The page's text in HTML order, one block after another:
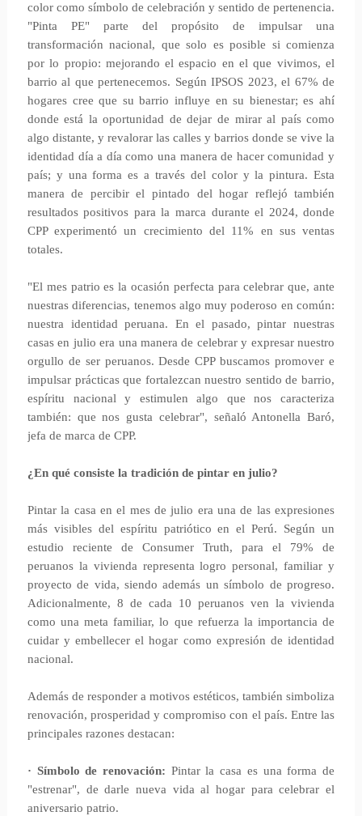
color como símbolo de celebración y sentido de pertenencia.
"Pinta PE" parte del propósito de impulsar una
transformación nacional, que solo es posible si comienza
por lo propio: mejorando el espacio en el que vivimos, el
barrio al que pertenecemos. Según IPSOS 2023, el 67% de
hogares cree que su barrio influye en su bienestar; es ahí
donde está la oportunidad de dejar de mirar al país como
algo distante, y revalorar las calles y barrios donde se vive la
identidad día a día como una manera de hacer comunidad y
país; y una forma es a través del color y la pintura. Esta
manera de percibir el pintado del hogar reflejó también
resultados positivos para la marca durante el 2024, donde
CPP experimentó un crecimiento del 11% en sus ventas
totales.
"El mes patrio es la ocasión perfecta para celebrar que, ante
nuestras diferencias, tenemos algo muy poderoso en común:
nuestra identidad peruana. En el pasado, pintar nuestras
casas en julio era una manera de celebrar y expresar nuestro
orgullo de ser peruanos. Desde CPP buscamos promover e
impulsar prácticas que fortalezcan nuestro sentido de barrio,
espíritu nacional y estimulen algo que nos caracteriza
también: que nos gusta celebrar", señaló Antonella Baró,
jefa de marca de CPP.
¿En qué consiste la tradición de pintar en julio?
Pintar la casa en el mes de julio era una de las expresiones
más visibles del espíritu patriótico en el Perú. Según un
estudio reciente de Consumer Truth, para el 79% de
peruanos la vivienda representa logro personal, familiar y
proyecto de vida, siendo además un símbolo de progreso.
Adicionalmente, 8 de cada 10 peruanos ven la vivienda
como una meta familiar, lo que refuerza la importancia de
cuidar y embellecer el hogar como expresión de identidad
nacional.
Además de responder a motivos estéticos, también simboliza
renovación, prosperidad y compromiso con el país. Entre las
principales razones destacan:
· Símbolo de renovación: Pintar la casa es una forma de
"estrenar", de darle nueva vida al hogar para celebrar el
aniversario patrio.